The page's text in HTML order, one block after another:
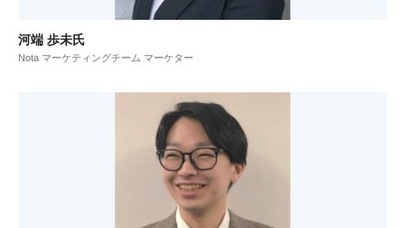
河端 歩未氏
Nota マーケティングチーム マーケター